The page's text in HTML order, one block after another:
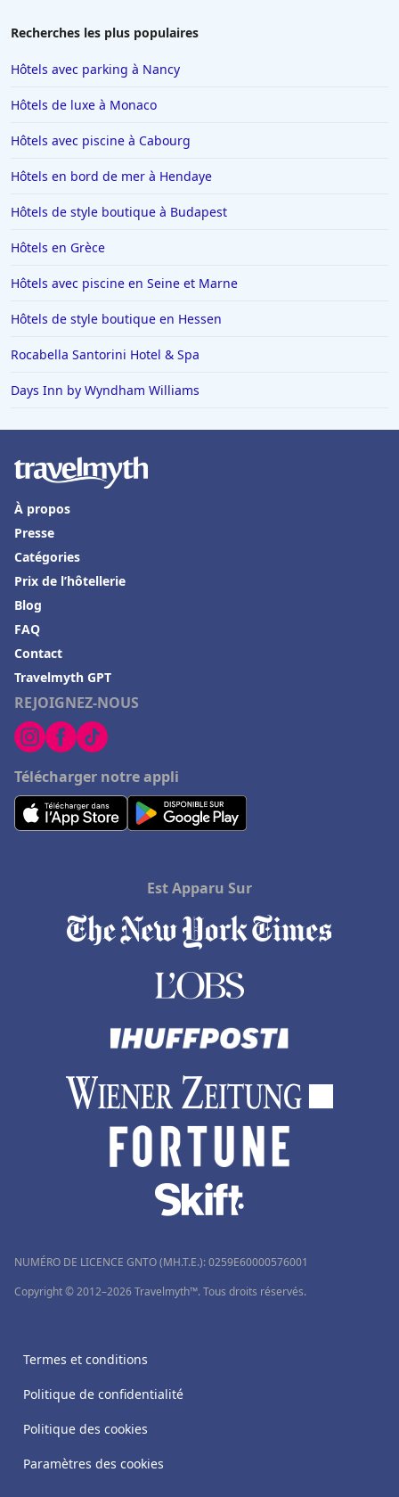
Recherches les plus populaires
Hôtels avec parking à Nancy
Hôtels de luxe à Monaco
Hôtels avec piscine à Cabourg
Hôtels en bord de mer à Hendaye
Hôtels de style boutique à Budapest
Hôtels en Grèce
Hôtels avec piscine en Seine et Marne
Hôtels de style boutique en Hessen
Rocabella Santorini Hotel & Spa
Days Inn by Wyndham Williams
REJOIGNEZ-NOUS
Télécharger notre appli
À propos
Presse
Catégories
Prix de l’hôtellerie
Blog
FAQ
Contact
Travelmyth GPT
Est Apparu Sur
NUMÉRO DE LICENCE GNTO (MH.T.E.): 0259Ε60000576001
Copyright © 2012–2026 Travelmyth™. Tous droits réservés.
Termes et conditions
Politique de confidentialité
Politique des cookies
Paramètres des cookies